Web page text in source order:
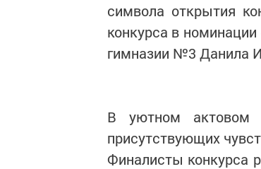
символа открытия
конкурса в
гимназии №3 Данила
В уютном актовом
присутствующих
Финалисты конкурса